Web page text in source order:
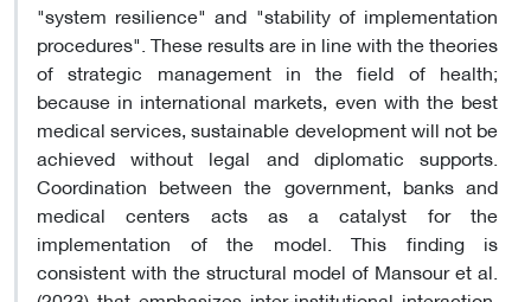
"system resilience" and "stability of implementation
procedures". These results are in line with the theories
of strategic management in the field of health;
because in international markets, even with the best
medical services, sustainable development will not be
achieved without legal and diplomatic supports.
Coordination between the government, banks and
medical centers acts as a catalyst for the
implementation of the model. This finding is
consistent with the structural model of Mansour et al.